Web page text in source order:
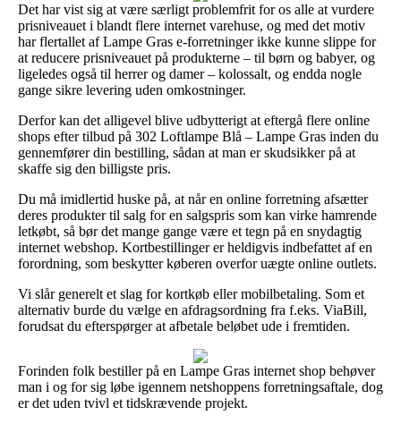
Det har vist sig at være særligt problemfrit for os alle at vurdere
prisniveauet i blandt flere internet varehuse, og med det motiv
har flertallet af Lampe Gras e-forretninger ikke kunne slippe for
at reducere prisniveauet på produkterne – til børn og babyer, og
ligeledes også til herrer og damer – kolossalt, og endda nogle
gange sikre levering uden omkostninger.
Derfor kan det alligevel blive udbytterigt at eftergå flere online
shops efter tilbud på 302 Loftlampe Blå – Lampe Gras inden du
gennemfører din bestilling, sådan at man er skudsikker på at
skaffe sig den billigste pris.
Du må imidlertid huske på, at når en online forretning afsætter
deres produkter til salg for en salgspris som kan virke hamrende
letkøbt, så bør det mange gange være et tegn på en snydagtig
internet webshop. Kortbestillinger er heldigvis indbefattet af en
forordning, som beskytter køberen overfor uægte online outlets.
Vi slår generelt et slag for kortkøb eller mobilbetaling. Som et
alternativ burde du vælge en afdragsordning fra f.eks. ViaBill,
forudsat du efterspørger at afbetale beløbet ude i fremtiden.
Forinden folk bestiller på en Lampe Gras internet shop behøver
man i og for sig løbe igennem netshoppens forretningsaftale, dog
er det uden tvivl et tidskrævende projekt.